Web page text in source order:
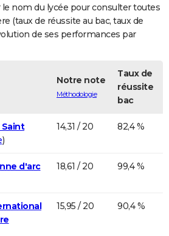
le nom du lycée pour consulter toutes
(taux de réussite au bac, taux de
de ses performances par
Notre note
Méthodologie
Taux de
réussite
bac
Saint
)
14,31 / 20 82,4 %
d'arc
18,61 / 20 99,4 %
15,95 / 20 90,4 %